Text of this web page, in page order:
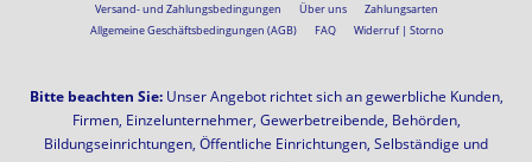
Versand- und Zahlungsbedingungen
Über uns
Zahlungsarten
Allgemeine Geschäftsbedingungen (AGB)
FAQ Widerruf | Storno
Bitte beachten Sie:Unser Angebot richtet sich an gewerbliche Kunden,
Firmen, Einzelunternehmer, Gewerbetreibende, Behörden,
Bildungseinrichtungen, Öffentliche Einrichtungen, Selbständige und